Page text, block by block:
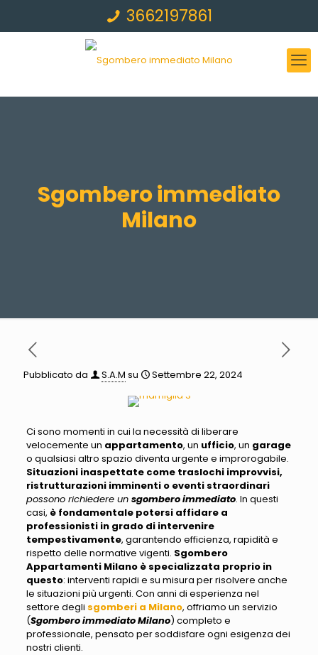
3662197861
Sgombero immediato
Milano
Pubblicato da S.A.M su Settembre 22, 2024
Ci sono momenti in cui la necessità di liberare
velocemente un appartamento, un ufficio, un garage
o qualsiasi altro spazio diventa urgente e improrogabile.
Situazioni inaspettate come traslochi improvvisi,
ristrutturazioni imminenti o eventi straordinari
possono richiedere un sgombero immediato. In questi
casi, è fondamentale potersi affidare a
professionisti in grado di intervenire
tempestivamente, garantendo efficienza, rapidità e
rispetto delle normative vigenti. Sgombero
Appartamenti Milano è specializzata proprio in
questo: interventi rapidi e su misura per risolvere anche
le situazioni più urgenti. Con anni di esperienza nel
settore degli sgomberi a Milano, offriamo un servizio
(Sgombero immediato Milano) completo e
professionale, pensato per soddisfare ogni esigenza dei
nostri clienti.